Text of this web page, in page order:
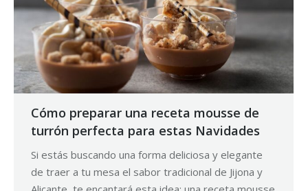
Cómo preparar una receta mousse de
turrón perfecta para estas Navidades
Si estás buscando una forma deliciosa y elegante
de traer a tu mesa el sabor tradicional de Jijona y